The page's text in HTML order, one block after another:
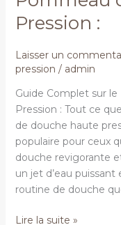
Pression :
Laisser un
pression / admin
Guide Complet sur
Pression : Tout ce
de douche haute
populaire pour ceux
douche revigorante
un jet d’eau
routine de douche
sur
le
de
Douche
Lire la suite »